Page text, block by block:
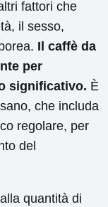
fattori che
il sesso,
Il caffè da
per
significativo. È
che includa
regolare, per
del
quantità di